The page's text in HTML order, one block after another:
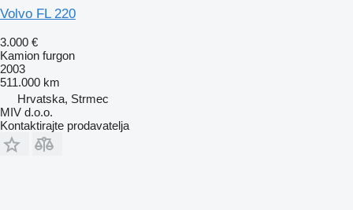
Volvo FL 220
3.000 €
Kamion furgon
2003
511.000 km
Hrvatska, Strmec
MIV d.o.o.
Kontaktirajte prodavatelja